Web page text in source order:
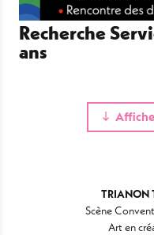
Recherche
ans
TRIANON
Scène
Art en